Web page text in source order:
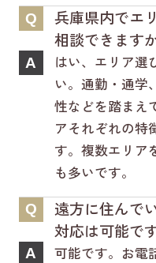
Q
兵庫県内でエ
相談できます
A
はい、エリア選
い。通勤・通学
性などを踏まえ
アそれぞれの特
す。複数エリア
も多いです。
Q
遠方に住んで
対応は可能で
A
可能です。お電